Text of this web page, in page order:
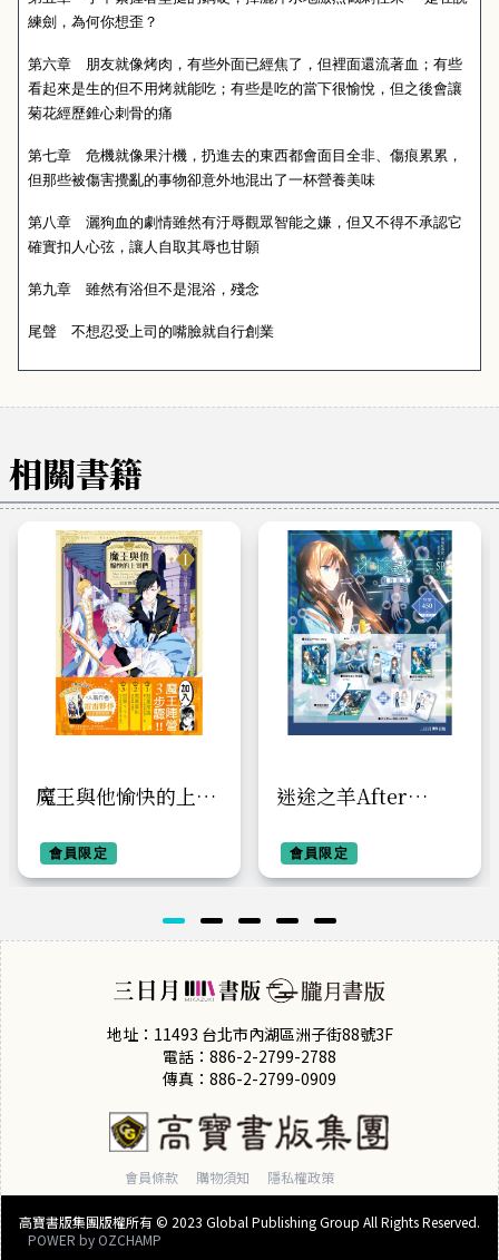
練劍，為何你想歪？
第六章 朋友就像烤肉，有些外面已經焦了，但裡面還流著血；有些
看起來是生的但不用烤就能吃；有些是吃的當下很愉悅，但之後會讓
菊花經歷錐心刺骨的痛
第七章 危機就像果汁機，扔進去的東西都會面目全非、傷痕累累，
但那些被傷害攪亂的事物卻意外地混出了一杯營養美味
第八章 灑狗血的劇情雖然有汙辱觀眾智能之嫌，但又不得不承認它
確實扣人心弦，讓人自取其辱也甘願
第九章 雖然有浴但不是混浴，殘念
尾聲 不想忍受上司的嘴臉就自行創業
相關書籍
魔王與他愉快的上司
生為女僕
會員限定
迷途之羊After
會員限定
地址：11493 台北市內湖區洲子街88號3F
電話：886-2-2799-2788
傳真：886-2-2799-0909
會員條款 購物須知 隱私權政策
高寶書版集團版權所有 © 2023 Global Publishing Group All Rights Reserved.
POWER by OZCHAMP